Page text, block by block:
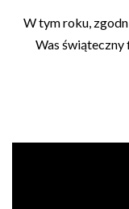
W tym roku,
Was świąteczny